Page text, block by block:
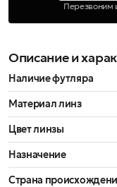
Перезвоним
Описание и
Наличие футляра
Материал линз
Цвет линзы
Назначение
Страна